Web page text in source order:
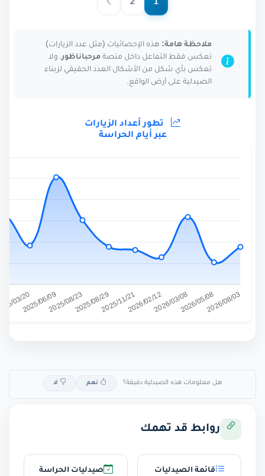
1
2
ملاحظة هامة: هذه الإحصائيات (مثل عدد الزيارات)
تعكس فقط التفاعل داخل منصة مرحباناظور، ولا
تعكس بأي شكل من الأشكال العدد الحقيقي لزبناء
الصيدلية على أرض الواقع.
تطور أعداد الزيارات
عبر أيام الحراسة
هل معلومات هذه الصيدلية دقيقة؟ نعم لا
روابط قد تهمك
قائمة الصيدليات صيدليات الحراسة